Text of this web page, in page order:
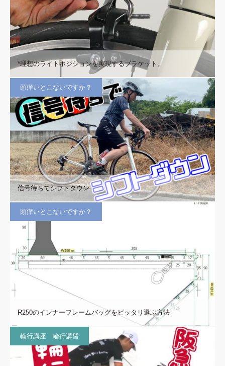
*理想のライトポジションを実現するブラケット。
頭痒いとこないですか？
信号待ちでシフトダウン
頭痒いとこないですか？
R250のインナーフレームバッグをピッタリ選ぶ方法
輪行講座 輪行講習